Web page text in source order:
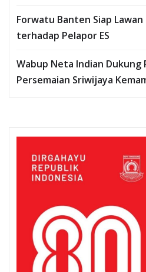
Forwatu Banten Siap
terhadap Pelapor ES
Wabup Neta Indian Dukung
Persemaian Sriwijaya